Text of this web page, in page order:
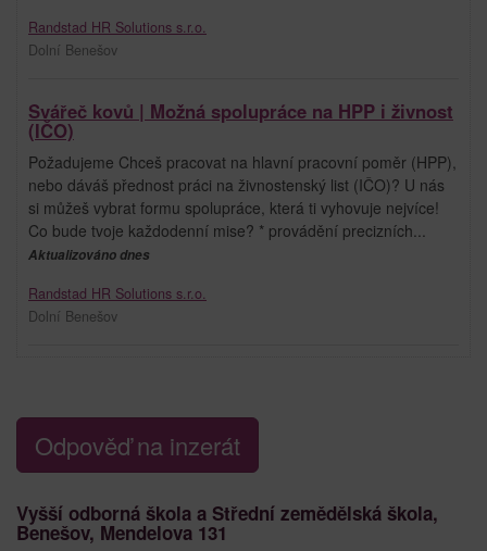
Randstad HR Solutions s.r.o.
Dolní Benešov
Svářeč kovů | Možná spolupráce na HPP i živnost
(IČO)
Požadujeme Chceš pracovat na hlavní pracovní poměr (HPP),
nebo dáváš přednost práci na živnostenský list (IČO)? U nás
si můžeš vybrat formu spolupráce, která ti vyhovuje nejvíce!
Co bude tvoje každodenní mise? * provádění precizních...
Aktualizováno dnes
Randstad HR Solutions s.r.o.
Dolní Benešov
Odpověď na inzerát
Vyšší odborná škola a Střední zemědělská škola,
Benešov, Mendelova 131